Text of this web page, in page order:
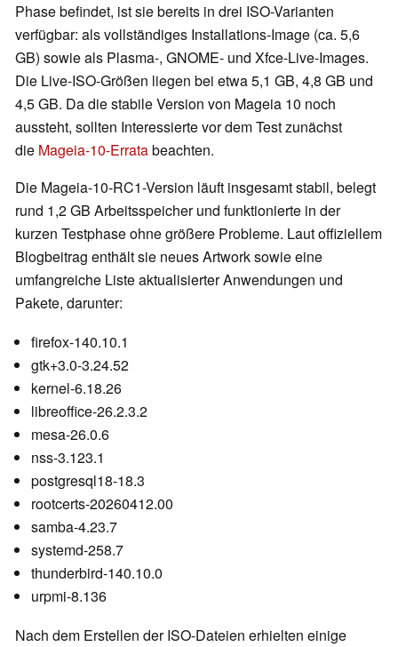
Phase befindet, ist sie bereits in drei ISO-Varianten
verfügbar: als vollständiges Installations-Image (ca. 5,6
GB) sowie als Plasma-, GNOME- und Xfce-Live-Images.
Die Live-ISO-Größen liegen bei etwa 5,1 GB, 4,8 GB und
4,5 GB. Da die stabile Version von Mageia 10 noch
aussteht, sollten Interessierte vor dem Test zunächst
die Mageia-10-Erratabeachten.
Die Mageia-10-RC1-Version läuft insgesamt stabil, belegt
rund 1,2 GB Arbeitsspeicher und funktionierte in der
kurzen Testphase ohne größere Probleme. Laut offiziellem
Blogbeitrag enthält sie neues Artwork sowie eine
umfangreiche Liste aktualisierter Anwendungen und
Pakete, darunter:
firefox-140.10.1
gtk+3.0-3.24.52
kernel-6.18.26
libreoffice-26.2.3.2
mesa-26.0.6
nss-3.123.1
postgresql18-18.3
rootcerts-20260412.00
samba-4.23.7
systemd-258.7
thunderbird-140.10.0
urpmi-8.136
Nach dem Erstellen der ISO-Dateien erhielten einige